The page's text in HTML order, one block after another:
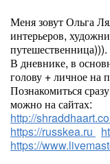
Меня зовут Ольга
интерьеров,
путешественница))).
В дневнике, в
голову + личное на
Познакомиться
можно на сайтах:
http://
https://russkea.ru
https://